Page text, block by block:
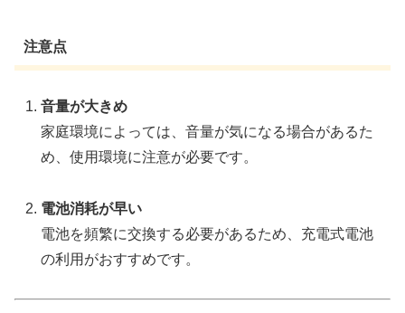
注意点
音量が大きめ
家庭環境によっては、音量が気になる場合があるた
め、使用環境に注意が必要です。
電池消耗が早い
電池を頻繁に交換する必要があるため、充電式電池
の利用がおすすめです。